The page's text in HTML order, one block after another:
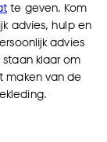
te geven. Kom
advies, hulp en
advies
klaar om
maken van de